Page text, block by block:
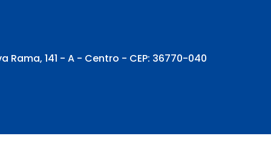
Rama, 141 - A - Centro - CEP: 36770-040